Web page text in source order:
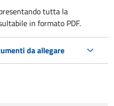
tutta la
in formato PDF.
da allegare